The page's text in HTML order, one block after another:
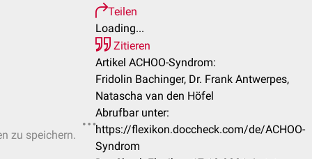
zu speichern.
Teilen
Loading...
Zitieren
Artikel ACHOO-Syndrom:
Fridolin Bachinger, Dr. Frank Antwerpes,
Natascha van den Höfel
Abrufbar unter:
https://flexikon.doccheck.com/de/ACHOO-
Syndrom